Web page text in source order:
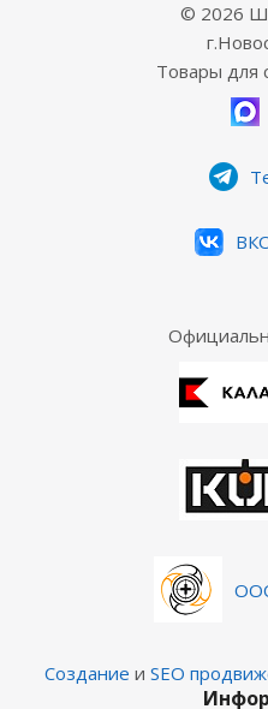
© 2026
Товары для
Создание и SEO